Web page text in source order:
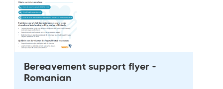
Bereavement support flyer -
Romanian